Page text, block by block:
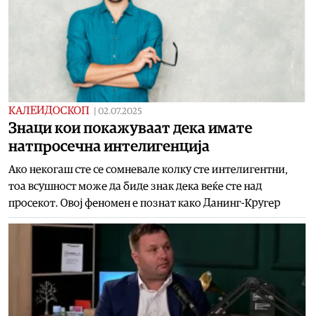
КАЛЕИДОСКОП 02.07.2025
Знаци кои покажуваат дека имате
натпросечна интелигенција
Ако некогаш сте се сомневале колку сте интелигентни,
тоа всушност може да биде знак дека веќе сте над
просекот. Овој феномен е познат како Данинг-Кругер